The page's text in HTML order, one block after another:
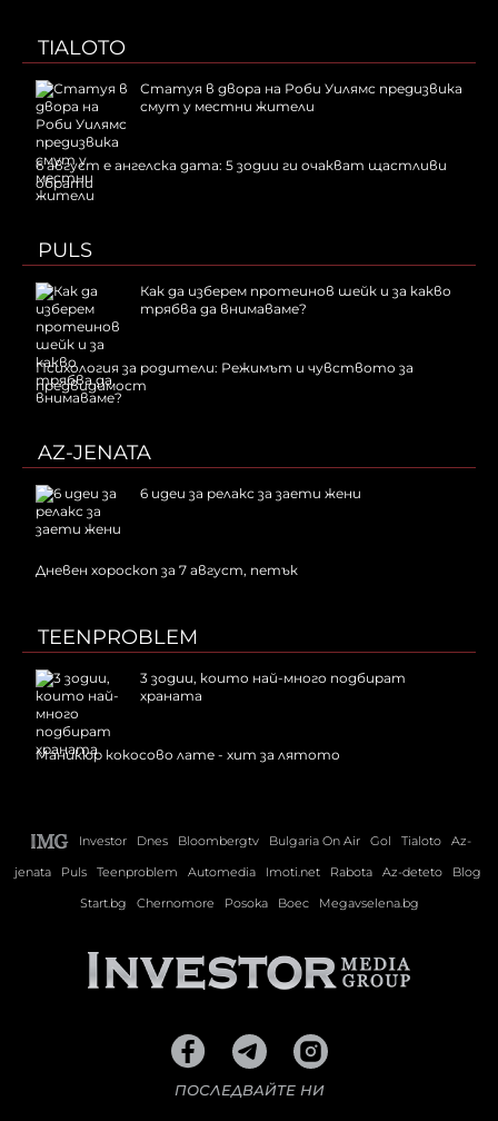
TIALOTO
Статуя в двора на Роби Уилямс предизвика
смут у местни жители
6 август е ангелска дата: 5 зодии ги очакват щастливи
обрати
PULS
Как да изберем протеинов шейк и за какво
трябва да внимаваме?
Психология за родители: Режимът и чувството за
предвидимост
AZ-JENATA
6 идеи за релакс за заети жени
Дневен хороскоп за 7 август, петък
TEENPROBLEM
3 зодии, които най-много подбират
храната
Маникюр кокосово лате - хит за лятото
Investor Dnes Bloombergtv Bulgaria On Air Gol Tialoto
Az-
jenata
Puls Teenproblem Automedia Imoti.net Rabota Az-deteto
Blog
Start.bg
Chernomore Posoka Boec Megavselena.bg
ПОСЛЕДВАЙТЕ НИ